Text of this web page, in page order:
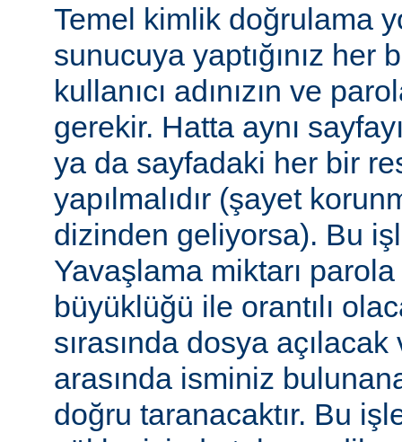
Temel kimlik doğrulama
sunucuya yaptığınız her
kullanıcı adınızın ve
gerekir. Hatta aynı
ya da sayfadaki her bir
yapılmalıdır (şayet
dizinden geliyorsa). Bu
Yavaşlama miktarı parola
büyüklüğü ile orantılı
sırasında dosya açılacak
arasında isminiz
doğru taranacaktır. Bu